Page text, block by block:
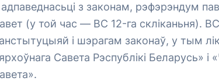
з законам, рэфэрэндум
(у той час — ВС 12-га скліканьня). ВС
і шэрагам законаў, у тым
Савета Рэспублікі Беларусь»